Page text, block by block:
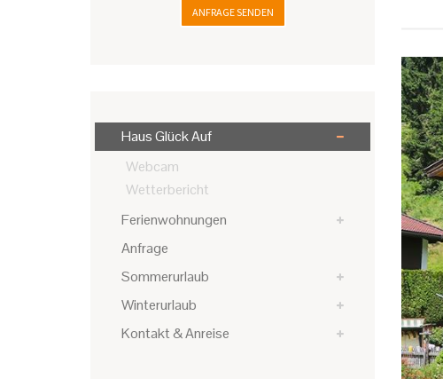
ANFRAGE SENDEN
Haus Glück Auf
Webcam
Wetterbericht
Ferienwohnungen
Anfrage
Sommerurlaub
Winterurlaub
Kontakt & Anreise